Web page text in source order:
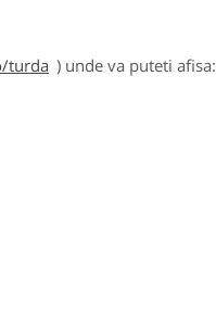
turda ) unde va puteti afisa: